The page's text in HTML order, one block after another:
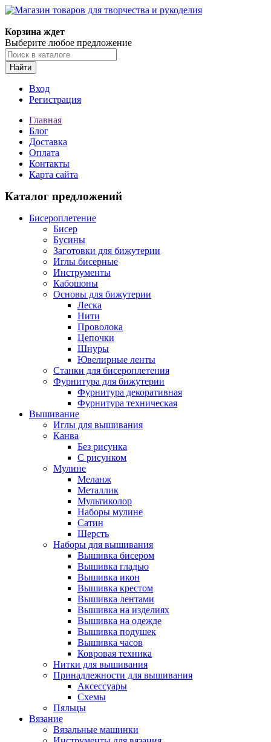
Корзина ждет
Выберите любое предложение
Найти
Вход
Регистрация
Главная
Блог
Доставка
Оплата
Контакты
Карта сайта
Каталог предложений
Бисероплетение
Бисер
Бусины
Заготовки для бижутерии
Иглы бисерные
Инструменты
Кабошоны
Основы для бижутерии
Леска
Нити
Проволока
Цепочки
Шнуры
Ювелирные ленты
Станки для бисероплетения
Фурнитура для бижутерии
Фурнитура декоративная
Фурнитура техническая
Вышивание
Иглы для вышивания
Канва
Без рисунка
С рисунком
Мулине
Меланж
Металлик
Мультиколор
Наборы мулине
Сатин
Шерсть
Наборы для вышивания
Вышивка бисером
Вышивка гладью
Вышивка икон
Вышивка крестом
Вышивка лентами
Вышивка на изделиях
Вышивка на одежде
Вышивка подушек
Вышивка часов
Ковровая техника
Нитки для вышивания
Принадлежности для вышивания
Аксессуары
Схемы
Пяльцы
Вязание
Вязальные машинки